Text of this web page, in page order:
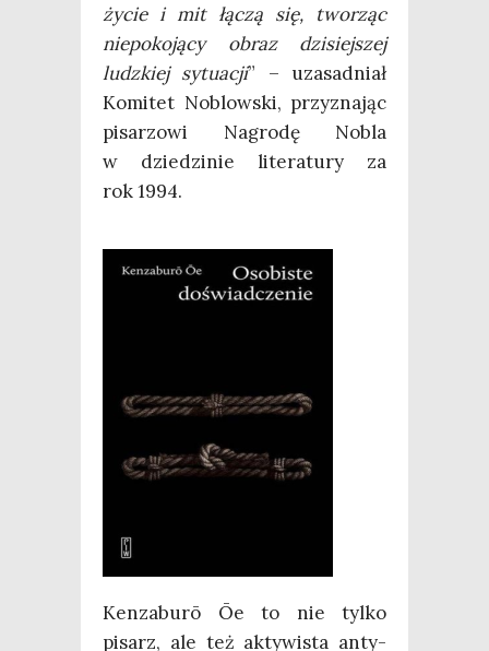
życie i mit łączą się, two­rząc
nie­po­ko­ją­cy obraz dzi­siej­szej
ludz­kiej sytu­acji” – uza­sad­niał
Komi­tet Noblow­ski, przy­zna­jąc
pisa­rzo­wi Nagro­dę Nobla
w dzie­dzi­nie lite­ra­tu­ry za
rok 1994.
Ken­za­bu­rō Ōe to nie tyl­ko
pisarz, ale też akty­wi­sta anty­